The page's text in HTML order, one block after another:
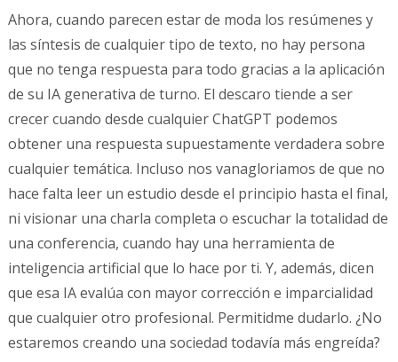
Ahora, cuando parecen estar de moda los resúmenes y
las síntesis de cualquier tipo de texto, no hay persona
que no tenga respuesta para todo gracias a la aplicación
de su IA generativa de turno. El descaro tiende a ser
crecer cuando desde cualquier ChatGPT podemos
obtener una respuesta supuestamente verdadera sobre
cualquier temática. Incluso nos vanagloriamos de que no
hace falta leer un estudio desde el principio hasta el final,
ni visionar una charla completa o escuchar la totalidad de
una conferencia, cuando hay una herramienta de
inteligencia artificial que lo hace por ti. Y, además, dicen
que esa IA evalúa con mayor corrección e imparcialidad
que cualquier otro profesional. Permitidme dudarlo. ¿No
estaremos creando una sociedad todavía más engreída?